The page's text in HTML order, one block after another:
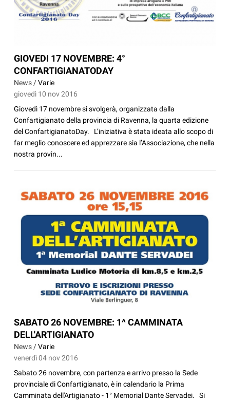
GIOVEDI 17 NOVEMBRE: 4°
CONFARTIGIANATODAY
News /Varie
giovedì 10 nov 2016
Giovedì 17 novembre si svolgerà, organizzata dalla
Confartigianato della provincia di Ravenna, la quarta edizione
del ConfartigianatoDay. L’iniziativa è stata ideata allo scopo di
far meglio conoscere ed apprezzare sia l’Associazione, che nella
nostra provin...
SABATO 26 NOVEMBRE: 1^ CAMMINATA
DELL'ARTIGIANATO
News /Varie
venerdì 04 nov 2016
Sabato 26 novembre, con partenza e arrivo presso la Sede
provinciale di Confartigianato, è in calendario la Prima
Camminata dell'Artigianato - 1° Memorial Dante Servadei. Si